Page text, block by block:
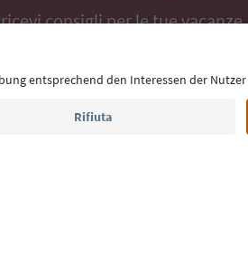
consigli per le tue vacanze,